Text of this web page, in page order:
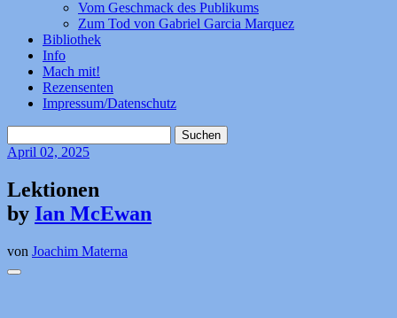
Vom Geschmack des Publikums
Zum Tod von Gabriel Garcia Marquez
Bibliothek
Info
Mach mit!
Rezensenten
Impressum/Datenschutz
nach:
April 02, 2025
Lektionen
by Ian McEwan
von Joachim Materna